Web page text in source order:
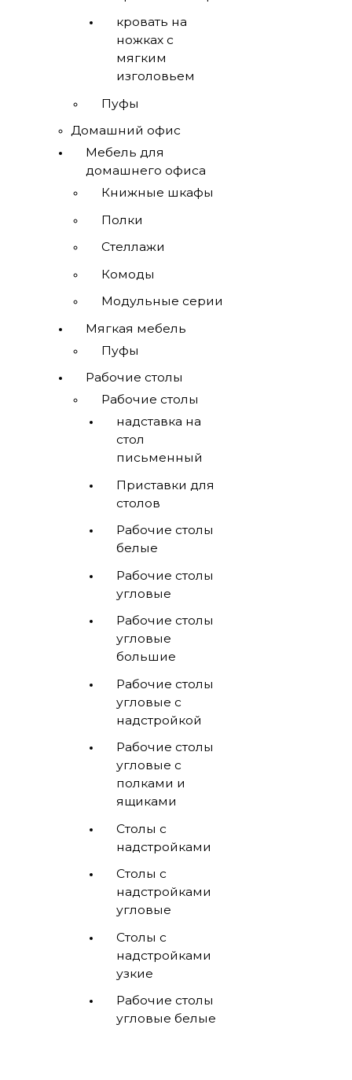
кровать на
ножках с
мягким
изголовьем
Пуфы
Домашний офис
Мебель для
домашнего офиса
Книжные шкафы
Полки
Стеллажи
Комоды
Модульные серии
Мягкая мебель
Пуфы
Рабочие столы
Рабочие столы
надставка на
стол
письменный
Приставки для
столов
Рабочие столы
белые
Рабочие столы
угловые
Рабочие столы
угловые
большие
Рабочие столы
угловые с
надстройкой
Рабочие столы
угловые с
полками и
ящиками
Столы с
надстройками
Столы с
надстройками
угловые
Столы с
надстройками
узкие
Рабочие столы
угловые белые